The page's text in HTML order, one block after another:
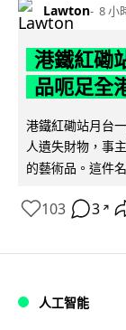
Lawton 8 小
港鐵紅磡
品呃足全
港鐵紅磡站月台
人遺失財物，事
的藝術品。這件
103 3 ↗
人工智能